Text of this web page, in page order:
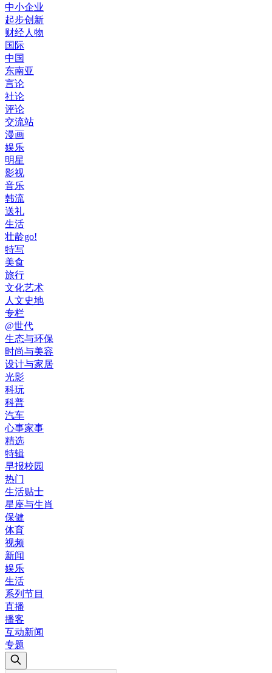
中小企业
起步创新
财经人物
国际
中国
东南亚
言论
社论
评论
交流站
漫画
娱乐
明星
影视
音乐
韩流
送礼
生活
壮龄go!
特写
美食
旅行
文化艺术
人文史地
专栏
@世代
生态与环保
时尚与美容
设计与家居
光影
科玩
科普
汽车
心事家事
精选
特辑
早报校园
热门
生活贴士
星座与生肖
保健
体育
视频
新闻
娱乐
生活
系列节目
直播
播客
互动新闻
专题